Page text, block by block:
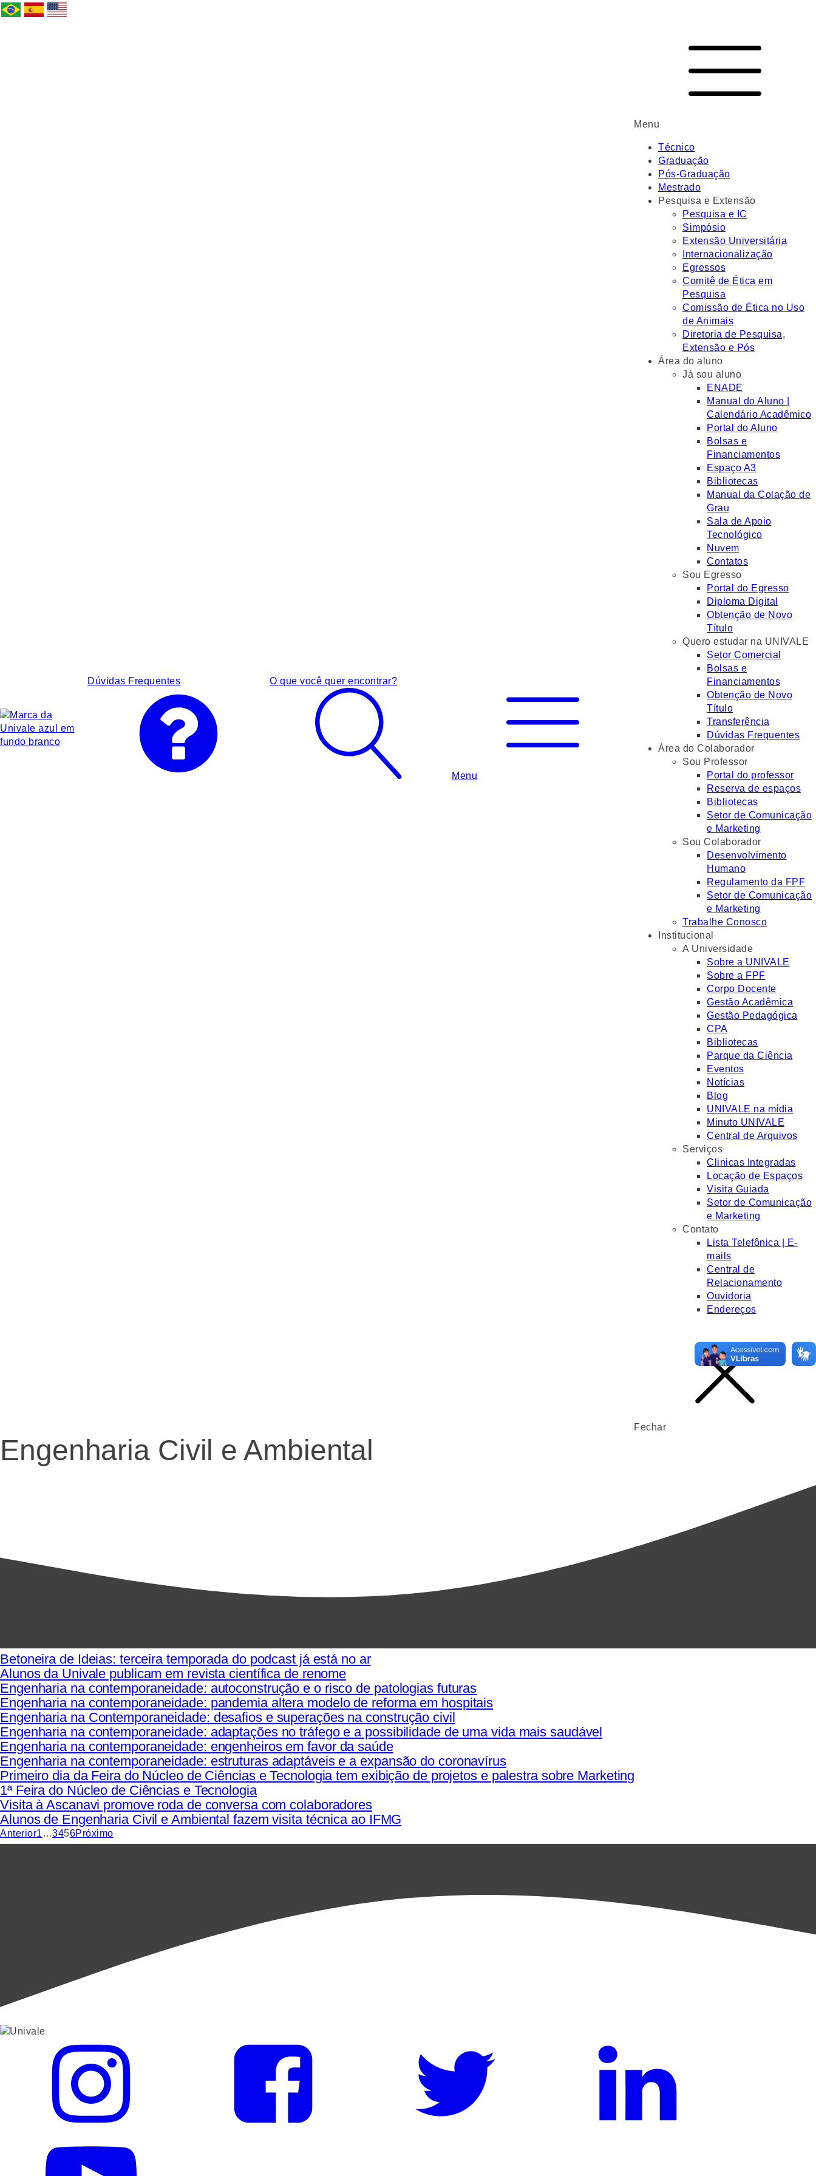
Dúvidas Frequentes O que você quer encontrar?
Menu
Menu
Técnico
Graduação
Pós-Graduação
Mestrado
Pesquisa e Extensão
Pesquisa e IC
Simpósio
Extensão Universitária
Internacionalização
Egressos
Comitê de Ética em
Pesquisa
Comissão de Ética no Uso
de Animais
Diretoria de Pesquisa,
Extensão e Pós
Área do aluno
Já sou aluno
ENADE
Manual do Aluno |
Calendário Acadêmico
Portal do Aluno
Bolsas e
Financiamentos
Espaço A3
Bibliotecas
Manual da Colação de
Grau
Sala de Apoio
Tecnológico
Nuvem
Contatos
Sou Egresso
Portal do Egresso
Diploma Digital
Obtenção de Novo
Título
Quero estudar na UNIVALE
Setor Comercial
Bolsas e
Financiamentos
Obtenção de Novo
Título
Transferência
Dúvidas Frequentes
Área do Colaborador
Sou Professor
Portal do professor
Reserva de espaços
Bibliotecas
Setor de Comunicação
e Marketing
Sou Colaborador
Desenvolvimento
Humano
Regulamento da FPF
Setor de Comunicação
e Marketing
Trabalhe Conosco
Institucional
A Universidade
Sobre a UNIVALE
Sobre a FPF
Corpo Docente
Gestão Acadêmica
Gestão Pedagógica
CPA
Bibliotecas
Parque da Ciência
Eventos
Notícias
Blog
UNIVALE na mídia
Minuto UNIVALE
Central de Arquivos
Serviços
Clinicas Integradas
Locação de Espaços
Visita Guiada
Setor de Comunicação
e Marketing
Contato
Lista Telefônica | E-
mails
Central de
Relacionamento
Ouvidoria
Endereços
Fechar
Engenharia Civil e Ambiental
Betoneira de Ideias: terceira temporada do podcast já está no ar
Alunos da Univale publicam em revista científica de renome
Engenharia na contemporaneidade: autoconstrução e o risco de patologias futuras
Engenharia na contemporaneidade: pandemia altera modelo de reforma em hospitais
Engenharia na Contemporaneidade: desafios e superações na construção civil
Engenharia na contemporaneidade: adaptações no tráfego e a possibilidade de uma vida mais saudável
Engenharia na contemporaneidade: engenheiros em favor da saúde
Engenharia na contemporaneidade: estruturas adaptáveis e a expansão do coronavírus
Primeiro dia da Feira do Núcleo de Ciências e Tecnologia tem exibição de projetos e palestra sobre Marketing
1ª Feira do Núcleo de Ciências e Tecnologia
Visita à Ascanavi promove roda de conversa com colaboradores
Alunos de Engenharia Civil e Ambiental fazem visita técnica ao IFMG
Anterior1 …3456Próximo